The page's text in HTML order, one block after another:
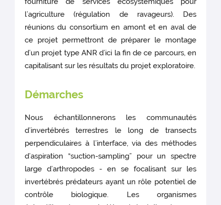
l’agriculture (régulation de ravageurs). Des
réunions du consortium en amont et en aval de
ce projet permettront de préparer le montage
d’un projet type ANR d’ici la fin de ce parcours, en
capitalisant sur les résultats du projet exploratoire.
Démarches
Nous échantillonnerons les communautés
d’invertébrés terrestres le long de transects
perpendiculaires à l’interface, via des méthodes
d’aspiration “suction-sampling” pour un spectre
large d’arthropodes - en se focalisant sur les
invertébrés prédateurs ayant un rôle potentiel de
contrôle biologique. Les organismes